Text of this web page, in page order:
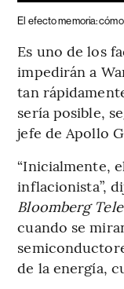
El efecto memoria:
Es uno de los
impedirán a
tan
sería posible,
jefe de Apollo
“Inicialmente,
inflacionista”,
Bloomberg
cuando se
de la energía,